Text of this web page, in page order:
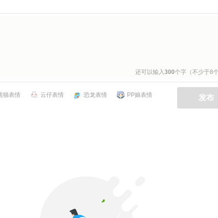
还可以输入 300个字（不少于8
发布
猫表情 云仔表情 恐龙表情 PP娘表情